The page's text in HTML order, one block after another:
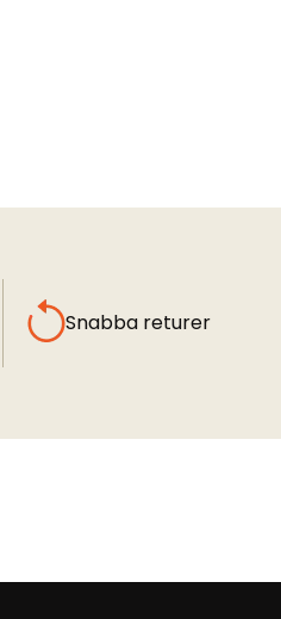
Snabba returer